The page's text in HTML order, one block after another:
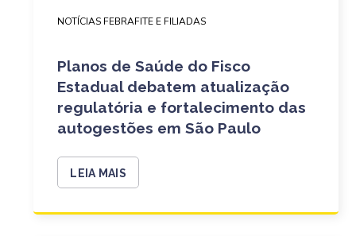
NOTÍCIAS FEBRAFITE E FILIADAS
Planos de Saúde do Fisco
Estadual debatem atualização
regulatória e fortalecimento das
autogestões em São Paulo
LEIA MAIS